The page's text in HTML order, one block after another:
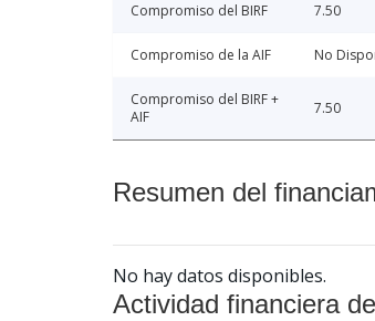
Compromiso del BIRF 7.50
Compromiso de la AIF No
Compromiso del BIRF +
AIF
7.50
Resumen del
No hay datos disponibles.
Actividad financiera